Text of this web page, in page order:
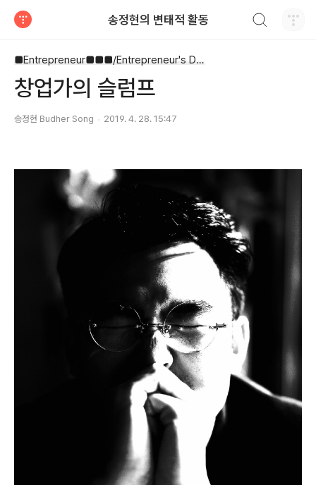
송정현의 변태적 활동
■Entrepreneur■■■/Entrepreneur's Diary
창업가의 슬럼프
송정현 Budher Song 2019. 4. 28. 15:47